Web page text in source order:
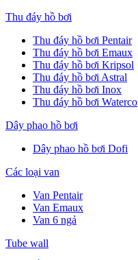
Thu đáy hồ bơi
Thu đáy hồ bơi Pentair
Thu đáy hồ bơi Emaux
Thu đáy hồ bơi Kripsol
Thu đáy hồ bơi Astral
Thu đáy hồ bơi Inox
Thu đáy hồ bơi Waterco
Dây phao hồ bơi
Dây phao hồ bơi Dofi
Các loại van
Van Pentair
Van Emaux
Van 6 ngả
Tube wall